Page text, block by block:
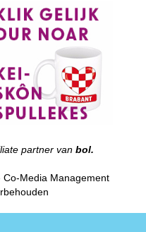
partner van bol.
Media Management